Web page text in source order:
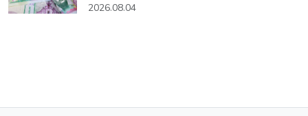
2026.08.04